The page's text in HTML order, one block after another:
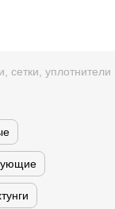
сетки, уплотнители